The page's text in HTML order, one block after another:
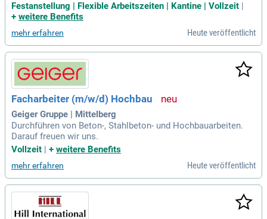
Festanstellung | Flexible Arbeitszeiten | Kantine | Vollzeit |
+ weitere Benefits
mehr erfahren Heute veröffentlicht
Facharbeiter (m/w/d) Hochbau
Geiger Gruppe | Mittelberg
Durchführen von Beton-, Stahlbeton- und Hochbauarbeiten.
Darauf freuen wir uns.
Vollzeit
+ weitere Benefits
mehr erfahren Heute veröffentlicht